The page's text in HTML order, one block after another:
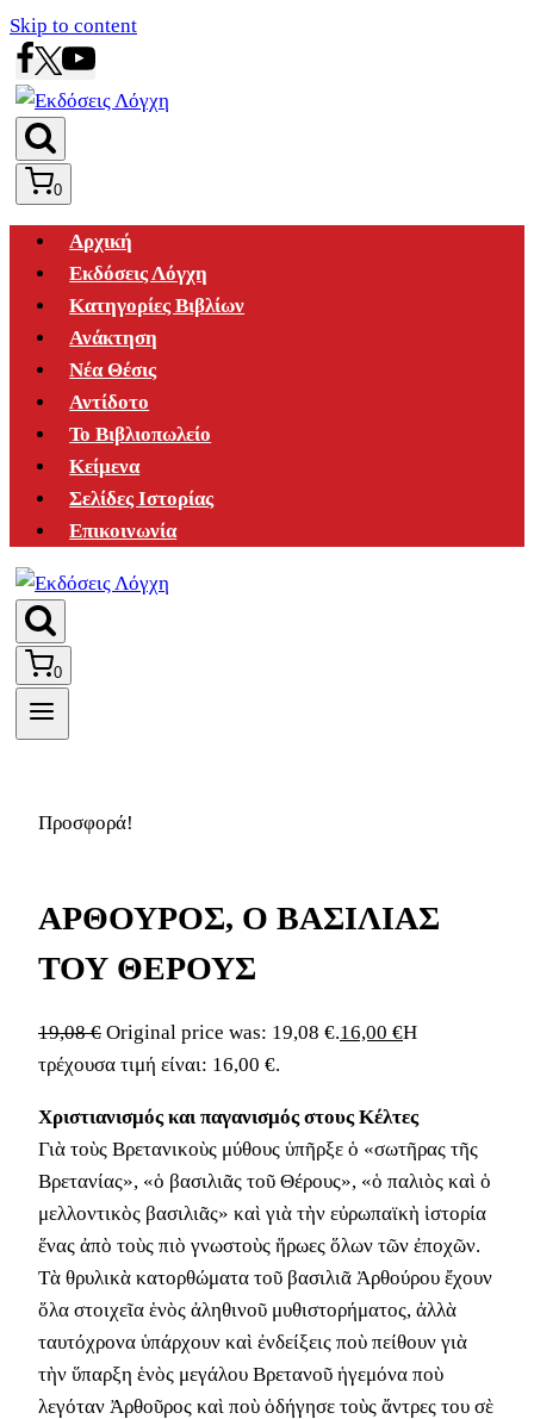
Skip to content
0
Αρχική
Εκδόσεις Λόγχη
Κατηγορίες Βιβλίων
Ανάκτηση
Νέα Θέσις
Αντίδοτο
Το Βιβλιοπωλείο
Κείμενα
Σελίδες Ιστορίας
Επικοινωνία
0
Προσφορά!
ΑΡΘΟΥΡΟΣ, Ο ΒΑΣΙΛΙΑΣ
ΤΟΥ ΘΕΡΟΥΣ
19,08€ Original price was: 19,08 €.16,00 €Η
τρέχουσα τιμή είναι: 16,00 €.
Χριστιανισμός και παγανισμός στους Κέλτες
Γιὰ τοὺς Βρετανικοὺς μύθους ὑπῆρξε ὁ «σωτῆρας τῆς
Βρετανίας», «ὁ βασιλιᾶς τοῦ Θέρους», «ὁ παλιὸς καὶ ὁ
μελλοντικὸς βασιλιᾶς» καὶ γιὰ τὴν εὐρωπαϊκὴ ἱστορία
ἕνας ἀπὸ τοὺς πιὸ γνωστοὺς ἥρωες ὅλων τῶν ἐποχῶν.
Τὰ θρυλικὰ κατορθώματα τοῦ βασιλιᾶ Ἀρθούρου ἔχουν
ὅλα στοιχεῖα ἑνὸς ἀληθινοῦ μυθιστορήματος, ἀλλὰ
ταυτόχρονα ὑπάρχουν καὶ ἐνδείξεις ποὺ πείθουν γιὰ
τὴν ὕπαρξη ἑνὸς μεγάλου Βρετανοῦ ἡγεμόνα ποὺ
λεγόταν Ἀρθοῦρος καὶ ποὺ ὁδήγησε τοὺς ἄντρες του σὲ